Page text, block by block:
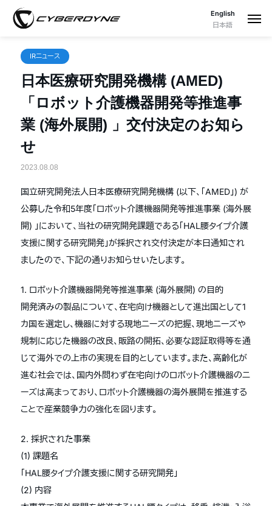
English
日本語
IRニュース
日本医療研究開発機構 (AMED)
「ロボット介護機器開発等推進事
業 (海外展開) 」交付決定のお知ら
せ
2023.08.08
国立研究開発法人日本医療研究開発機構 (以下、「AMED」) が
公募した令和5年度「ロボット介護機器開発等推進事業 (海外展
開) 」において、当社の研究開発課題である「HAL腰タイプ介護
支援に関する研究開発」が採択され交付決定が本日通知され
ましたので、下記の通りお知らせいたします。
1. ロボット介護機器開発等推進事業 (海外展開) の目的
開発済みの製品について、在宅向け機器として進出国として1
カ国を選定し、機器に対する現地ニーズの把握、現地ニーズや
規制に応じた機器の改良、販路の開拓、必要な認証取得等を通
じて海外での上市の実現を目的としています。また、高齢化が
進む社会では、国内外問わず在宅向けのロボット介護機器のニ
ーズは高まっており、ロボット介護機器の海外展開を推進する
ことで産業競争力の強化を図ります。
2. 採択された事業
(1) 課題名
「HAL腰タイプ介護支援に関する研究開発」
(2) 内容